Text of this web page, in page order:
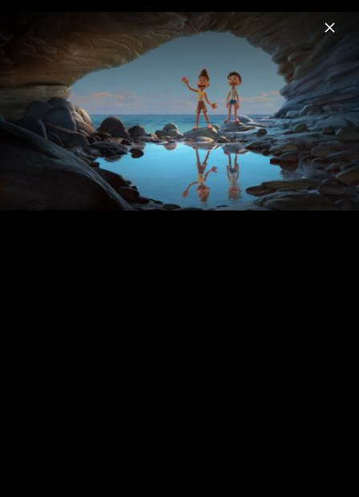
Menu
Disney Soundtracks
Home News Musik Videos Fotos
LUCA - Szenenbilder & Pressefotos